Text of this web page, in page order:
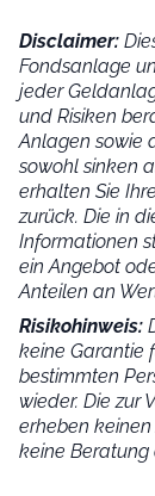
Disclaimer:
Fondsanlage
jeder
und Risiken
Anlagen sowie
sowohl sinken
erhalten Sie
zurück. Die in
Informationen
ein Angebot
Anteilen an
Risikohinweis:
keine Garantie
bestimmten
wieder. Die zur
erheben
keine Beratung